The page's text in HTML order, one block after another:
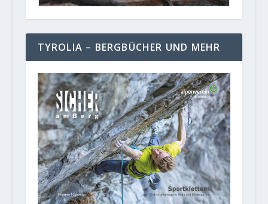
TYROLIA – BERGBÜCHER UND MEHR